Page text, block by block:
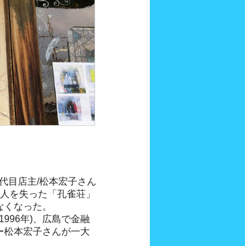
目店主/松本宏子さん
を失った「孔雀荘」
なった。
年)、広島で金融
松本宏子さんが一大